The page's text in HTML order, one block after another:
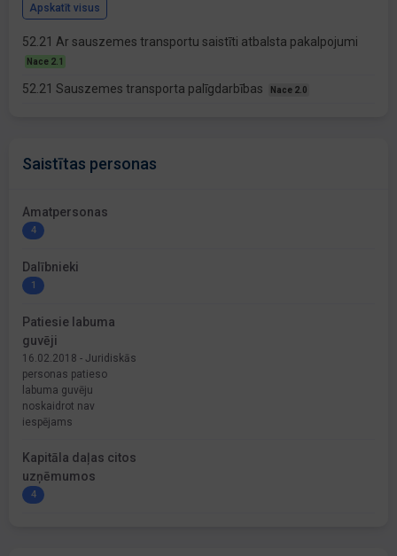
Apskatīt visus
52.21 Ar sauszemes transportu saistīti atbalsta pakalpojumi
Nace 2.1
52.21 Sauszemes transporta palīgdarbības Nace 2.0
Saistītas personas
Amatpersonas
4
Dalībnieki
1
Patiesie labuma
guvēji
16.02.2018 - Juridiskās
personas patieso
labuma guvēju
noskaidrot nav
iespējams
Kapitāla daļas citos
uzņēmumos
4